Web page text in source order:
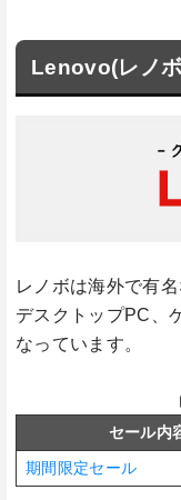
Lenovo(レノ
レノボは海外で有
デスクトップPC、
なっています。
セール内
期間限定セール